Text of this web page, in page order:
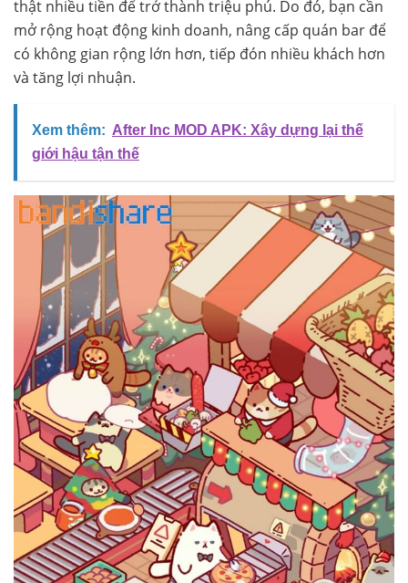
thật nhiều tiền để trở thành triệu phú. Do đó, bạn cần
mở rộng hoạt động kinh doanh, nâng cấp quán bar để
có không gian rộng lớn hơn, tiếp đón nhiều khách hơn
và tăng lợi nhuận.
Xem thêm: After Inc MOD APK: Xây dựng lại thế
giới hậu tận thế